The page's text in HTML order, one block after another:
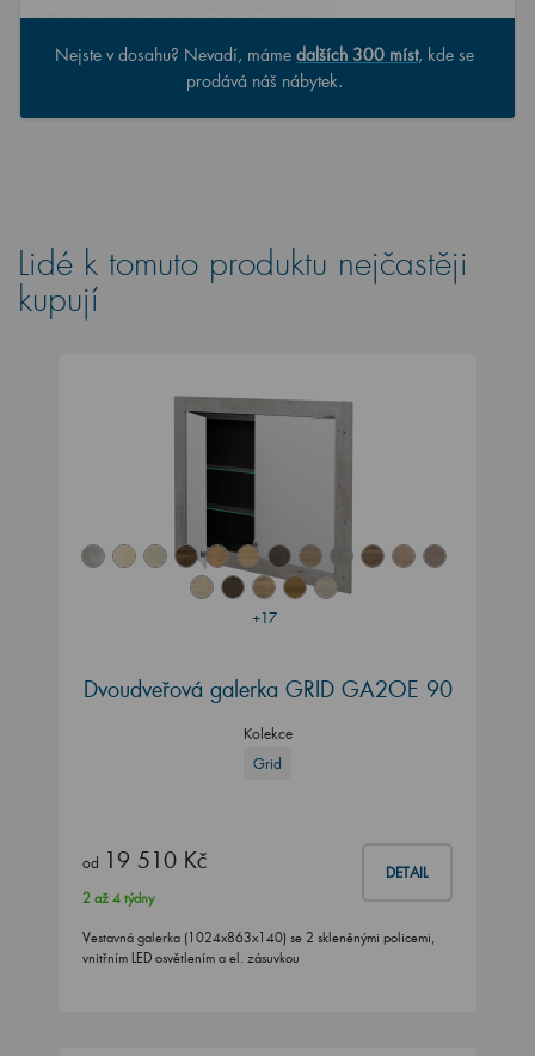
Nejste v dosahu? Nevadí, máme dalších 300 míst, kde se
prodává náš nábytek.
Lidé k tomuto produktu nejčastěji
kupují
+17
Dvoudveřová galerka GRID GA2OE 90
Kolekce
Grid
od 19 510 Kč DETAIL
2 až 4 týdny
Vestavná galerka (1024x863x140) se 2 skleněnými policemi,
vnitřním LED osvětlením a el. zásuvkou